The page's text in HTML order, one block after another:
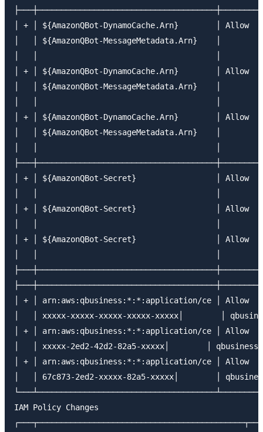
│ + │ ${AmazonQBot-DynamoCache.Arn}        │
│   │ ${AmazonQBot-
│ + │ ${AmazonQBot-DynamoCache.Arn}
│   │ ${AmazonQBot-
│ + │ ${AmazonQBot-DynamoCache.Arn}        │
│   │ ${AmazonQBot-
│ + │ ${AmazonQBot-Secret}                 │ Allow
│ + │ ${AmazonQBot-Secret}                 │ Allow
│ + │ ${AmazonQBot-Secret}                 │ Allow
│ + │ arn:aws:qbusiness:*:*:application/ce │
│   │ xxxxx-xxxxx-xxxxx-xxxxx-xxxxx│
│ + │ arn:aws:qbusiness:*:*:application/ce │
│   │ xxxxx-2ed2-42d2-82a5-xxxxx│
│ + │ arn:aws:qbusiness:*:*:application/ce │
│   │ 67c873-2ed2-xxxxx-82a5-xxxxx│
IAM Policy Changes